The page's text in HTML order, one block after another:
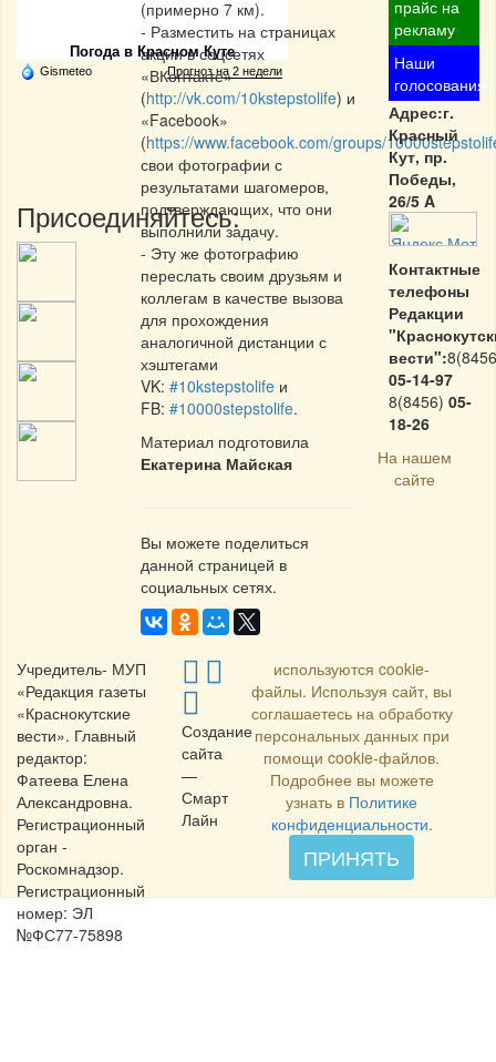
Частная реклама
Погода в Красном Куте
Gismeteo Прогноз на 2 недели
Присоединяйтесь:
(примерно 7 км).
- Разместить на страницах
акции в соцсетях
«ВКонтакте»
(http://vk.com/10kstepstolife) и
«Facebook»
(https://www.facebook.com/groups/
свои фотографии с
результатами шагомеров,
подтверждающих, что они
выполнили задачу.
- Эту же фотографию
переслать своим друзьям и
коллегам в качестве вызова
для прохождения
аналогичной дистанции с
хэштегами
VK: #10kstepstolife и
FB: #10000stepstolife.
Материал подготовила
Екатерина Майская
Вы можете поделиться
данной страницей в
социальных сетях.
прайс на
рекламу
Наши
голосования
Адрес:г.
Красный
Кут, пр.
Победы,
26/5 A
Контактные
телефоны
Редакции
вести":
05-14-97
8(8456) 05-
18-26
Учредитель- МУП
«Редакция газеты
«Краснокутские
вести». Главный
редактор:
Фатеева Елена
Александровна.
Регистрационный
орган -
Роскомнадзор.
Регистрационный
номер: ЭЛ
№ФС77-75898
Создание
сайта
—
Смарт
Лайн
На нашем
сайте
используются cookie-
файлы. Используя сайт, вы
соглашаетесь на обработку
персональных данных при
помощи cookie-файлов.
Подробнее вы можете
узнать в Политике
конфиденциальности.
ПРИНЯТЬ